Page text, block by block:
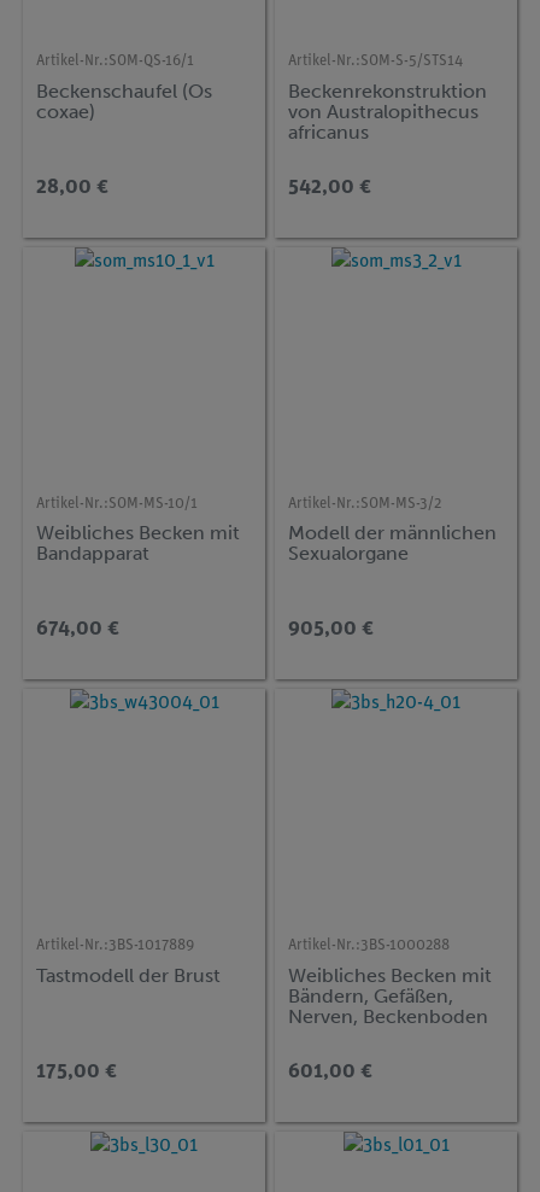
Artikel-Nr.:SOM-QS-16/1
Beckenschaufel (Os
coxae)
28,00 €
Artikel-Nr.:SOM-S-5/STS14
Beckenrekonstruktion
von Australopithecus
africanus
542,00 €
Artikel-Nr.:SOM-MS-10/1
Weibliches Becken mit
Bandapparat
674,00 €
Artikel-Nr.:SOM-MS-3/2
Modell der männlichen
Sexualorgane
905,00 €
Artikel-Nr.:3BS-1017889
Tastmodell der Brust
175,00 €
Artikel-Nr.:3BS-1000288
Weibliches Becken mit
Bändern, Gefäßen,
Nerven, Beckenboden
601,00 €